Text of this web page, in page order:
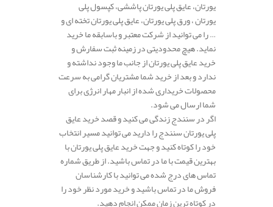
یورتان، عایق پلی یورتان پاششی، کپسول پلی
یورتان ، ورق پلی یورتان، عایق پلی یورتان تخته ای و
… را می توانید از شرکت معتبر و باسابقه ما خرید
نماید. هیچ محدودیتی در زمینه ثبت سفارش و
خرید عایق پلی یورتان از جانب ما وجود نداشته و
ندارد و بعد از خرید شما مشتریان گرامی به سرعت
محصولات خریداری شده از انبار مهار انرژی برای
شما ارسال می شود.
اگر در سنندج زندگی می کنید و قصد خرید عایق
پلی یورتان سنندج را دارید می توانید مسیر انتخاب
خود را کوتاه کنید و جهت خرید عایق پلی یورتان با
بهترین قیمت با ما در تماس باشید. از طریق شماره
تماس های درج شده می توانید با کارشناسان
فروش ما در تماس باشید و خرید مورد نظر خود را
در کوتاه ترین زمان ممکن انجام دهید.